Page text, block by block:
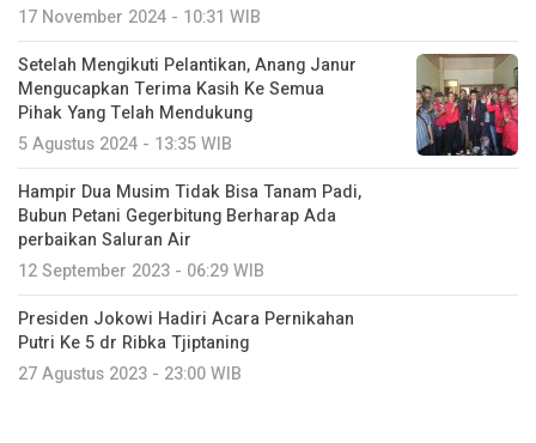
17 November 2024 - 10:31 WIB
Setelah Mengikuti Pelantikan, Anang Janur
Mengucapkan Terima Kasih Ke Semua
Pihak Yang Telah Mendukung
5 Agustus 2024 - 13:35 WIB
Hampir Dua Musim Tidak Bisa Tanam Padi,
Bubun Petani Gegerbitung Berharap Ada
perbaikan Saluran Air
12 September 2023 - 06:29 WIB
Presiden Jokowi Hadiri Acara Pernikahan
Putri Ke 5 dr Ribka Tjiptaning
27 Agustus 2023 - 23:00 WIB